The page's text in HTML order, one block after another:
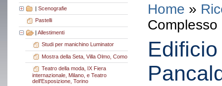
| Scenografie
Pastelli
| Allestimenti
Studi per manichino Luminator
Mostra della Seta, Villa Olmo, Como
Teatro della moda, IX Fiera
internazionale, Milano, e Teatro
dell'Esposizione, Torino
Home »